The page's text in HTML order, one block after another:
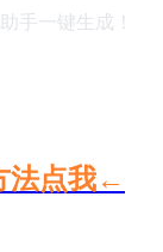
手一键生成！
法点我←